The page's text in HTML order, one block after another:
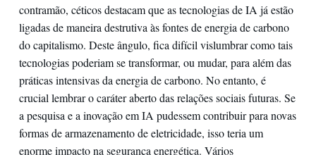
contramão, céticos destacam que as tecnologias de IA já estão
ligadas de maneira destrutiva às fontes de energia de carbono
do capitalismo. Deste ângulo, fica difícil vislumbrar como tais
tecnologias poderiam se transformar, ou mudar, para além das
práticas intensivas da energia de carbono. No entanto, é
crucial lembrar o caráter aberto das relações sociais futuras. Se
a pesquisa e a inovação em IA pudessem contribuir para novas
formas de armazenamento de eletricidade, isso teria um
enorme impacto na segurança energética. Vários